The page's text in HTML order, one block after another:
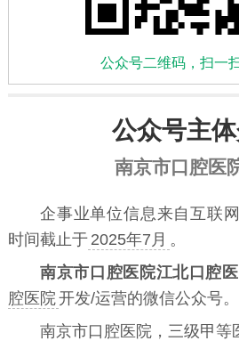
公众号二维码，扫一
公众号主
南京市口腔医
企事业单位信息来自互联
时间截止于 2025年7月 。
南京市口腔医院江北口腔
腔医院开发/运营的微信公众号。
南京市口腔医院，三级甲等